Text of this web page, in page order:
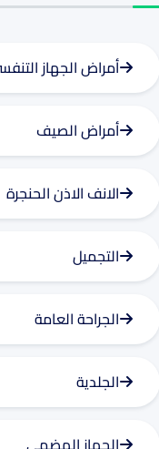
أمراض الجهاز
أمراض الصيف
الانف الاذن الحنجرة
التجميل
الجراحة العامة
الجلدية